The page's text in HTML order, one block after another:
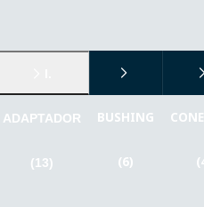
ADAPTADOR
(13)
BUSHING
(6)